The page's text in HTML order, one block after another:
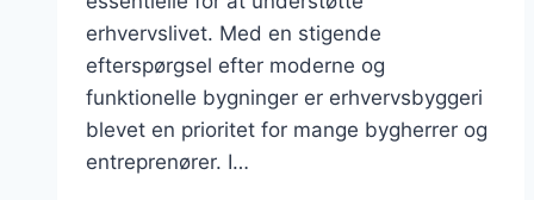
erhvervslivet. Med en stigende
efterspørgsel efter moderne og
funktionelle bygninger er erhvervsbyggeri
blevet en prioritet for mange bygherrer og
entreprenører. I…